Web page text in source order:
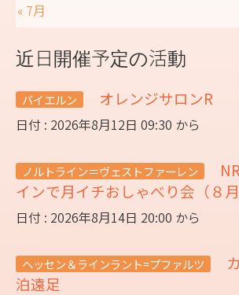
« 7月
近日開催予定の活動
バイエルン オレンジサロンR
日付 : 2026年8月12日 09:30 から
ノルトライン＝ヴェストファーレン
インで月イチおしゃべり会（８月
日付 : 2026年8月14日 20:00 から
ヘッセン＆ラインラント=プファルツ
泊遠足